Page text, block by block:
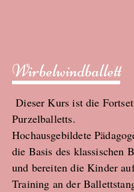
Wirbelwindballett
Dieser Kurs ist die
Purzelballetts.
Hochausgebildete
die Basis des klassischen
und bereiten die Kinder
Training an der